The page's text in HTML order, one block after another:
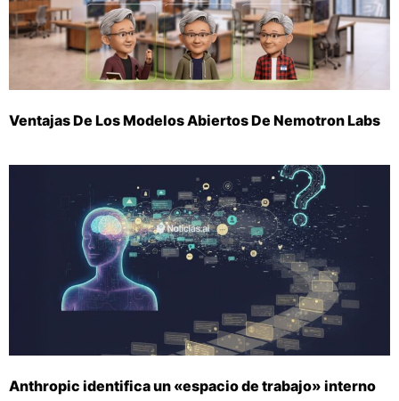
Ventajas De Los Modelos Abiertos De Nemotron Labs
Anthropic identifica un «espacio de trabajo» interno